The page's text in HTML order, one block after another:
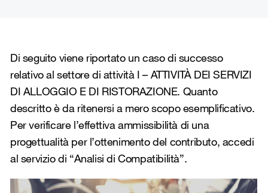
Di seguito viene riportato un caso di successo
relativo al settore di attività I – ATTIVITÀ DEI SERVIZI
DI ALLOGGIO E DI RISTORAZIONE. Quanto
descritto è da ritenersi a mero scopo esemplificativo.
Per verificare l’effettiva ammissibilità di una
progettualità per l’ottenimento del contributo, accedi
al servizio di “Analisi di Compatibilità”.